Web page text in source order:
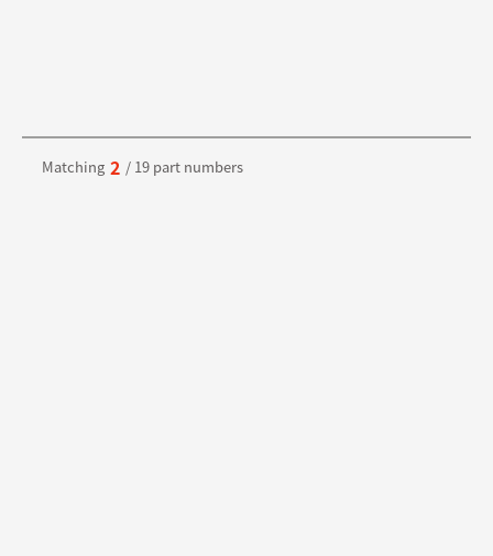
Matching 2 / 19 part numbers